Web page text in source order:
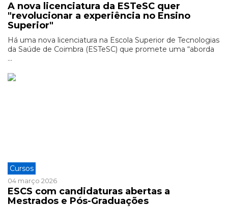
A nova licenciatura da ESTeSC quer
"revolucionar a experiência no Ensino
Superior"
Há uma nova licenciatura na Escola Superior de Tecnologias
da Saúde de Coimbra (ESTeSC) que promete uma “aborda
...
Cursos
04 março 2026
ESCS com candidaturas abertas a
Mestrados e Pós-Graduações